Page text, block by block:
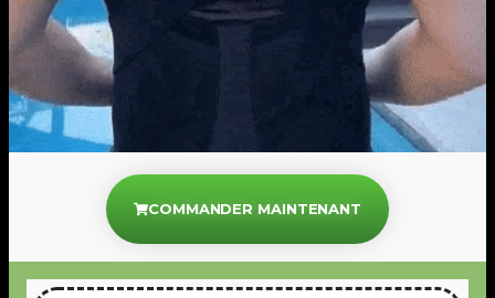
COMMANDER MAINTENANT